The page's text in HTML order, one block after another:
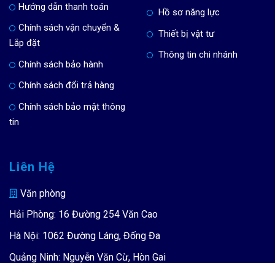
Hướng dẫn thanh toán
Chính sách vận chuyển &
Lắp đặt
Chính sách bảo hành
Chính sách đổi trả hàng
Chính sách bảo mật thông
tin
Hồ sơ năng lực
Thiết bị vật tư
Thông tin chi nhánh
Liên Hệ
Văn phòng
Hải Phòng: 16 Đường 254 Văn Cao
Hà Nội: 1062 Đường Láng, Đống Đa
Quảng Ninh: Nguyễn Văn Cừ, Hòn Gai